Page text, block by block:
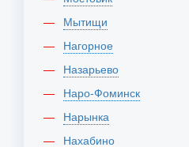
Мытищи
Нагорное
Назарьево
Наро-Фоминск
Нарынка
Нахабино